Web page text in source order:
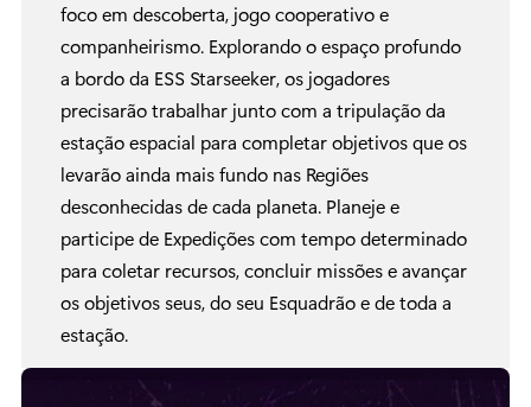
foco em descoberta, jogo cooperativo e
companheirismo. Explorando o espaço profundo
a bordo da ESS Starseeker, os jogadores
precisarão trabalhar junto com a tripulação da
estação espacial para completar objetivos que os
levarão ainda mais fundo nas Regiões
desconhecidas de cada planeta. Planeje e
participe de Expedições com tempo determinado
para coletar recursos, concluir missões e avançar
os objetivos seus, do seu Esquadrão e de toda a
estação.